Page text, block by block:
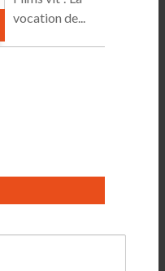
vocation de...